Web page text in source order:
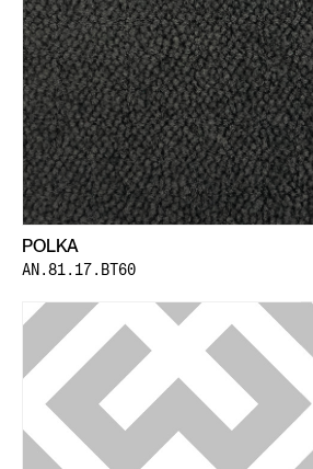
POLKA
AN.81.17.BT60